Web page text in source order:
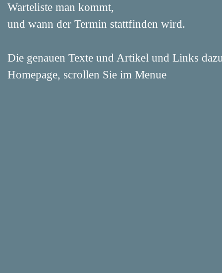
Warteliste man kommt,
und wann der Termin stattfinden wird.
Die genauen Texte und Artikel und Links
Homepage, scrollen Sie im Menue